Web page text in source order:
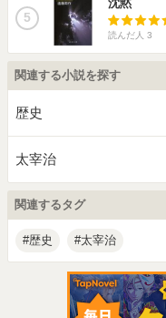
5
沈黙
読んだ人 3
関連する小説を探す
歴史
太宰治
関連するタグ
歴史 太宰治